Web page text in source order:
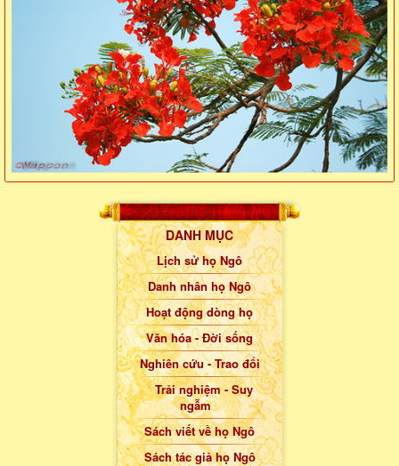
DANH MỤC
Lịch sử họ Ngô
Danh nhân họ Ngô
Hoạt động dòng họ
Văn hóa - Đời sống
Nghiên cứu - Trao đổi
Trải nghiệm - Suy
ngẫm
Sách viết về họ Ngô
Sách tác giả họ Ngô